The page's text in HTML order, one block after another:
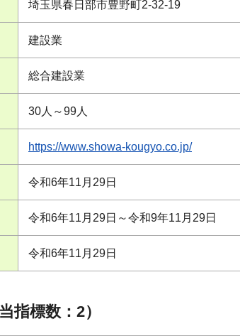
埼玉県春日部市豊野町2-32-19
建設業
総合建設業
30人～99人
https://www.showa-kougyo.co.jp/
令和6年11月29日
令和6年11月29日～令和9年11月29日
令和6年11月29日
指標数：2）